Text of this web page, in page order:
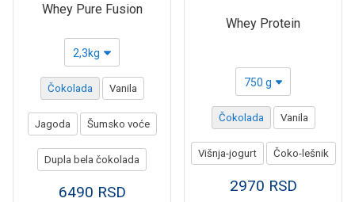
Whey Pure Fusion
2,3kg
Čokolada Vanila
Jagoda Šumsko voće
Dupla bela čokolada
6490 RSD
Whey Protein
750 g
Čokolada Vanila
Višnja-jogurt Čoko-lešnik
2970 RSD